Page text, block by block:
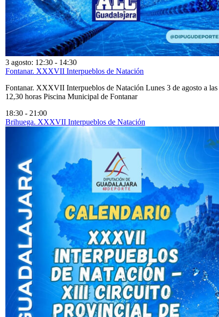
3 agosto: 12:30 - 14:30
Fontanar. XXXVII Interpueblos de Natación
Fontanar. XXXVII Interpueblos de Natación Lunes 3 de agosto a las
12,30 horas Piscina Municipal de Fontanar
18:30 - 21:00
Brihuega. XXXVII Interpueblos de Natación